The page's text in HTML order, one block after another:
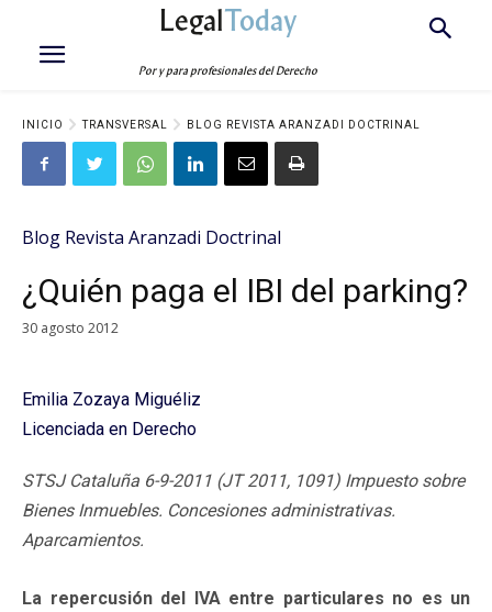
LegalToday
Por y para profesionales del Derecho
INICIO TRANSVERSAL BLOG REVISTA ARANZADI DOCTRINAL
Blog Revista Aranzadi Doctrinal
¿Quién paga el IBI del parking?
30 agosto 2012
Emilia Zozaya Miguéliz
Licenciada en Derecho
STSJ Cataluña 6-9-2011 (JT 2011, 1091) Impuesto sobre
Bienes Inmuebles. Concesiones administrativas.
Aparcamientos.
La repercusión del IVA entre particulares no es un